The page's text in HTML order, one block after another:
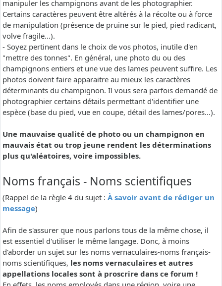
manipuler les champignons avant de les photographier.
Certains caractères peuvent être altérés à la récolte ou à force
de manipulation (présence de pruine sur le pied, pied radicant,
volve fragile...).
- Soyez pertinent dans le choix de vos photos, inutile d'en
"mettre des tonnes". En général, une photo du ou des
champignons entiers et une vue des lames peuvent suffire. Les
photos doivent faire apparaitre au mieux les caractères
déterminants du champignon. Il vous sera parfois demandé de
photographier certains détails permettant d'identifier une
espèce (base du pied, vue en coupe, détail des lames/pores...).
Une mauvaise qualité de photo ou un champignon en
mauvais état ou trop jeune rendent les déterminations
plus qu'aléatoires, voire impossibles.
Noms français - Noms scientifiques
(Rappel de la règle 4 du sujet : À savoir avant de rédiger un
message)
Afin de s'assurer que nous parlons tous de la même chose, il
est essentiel d'utiliser le même langage. Donc, à moins
d'aborder un sujet sur les noms vernaculaires-noms français-
noms scientifiques, les noms vernaculaires et autres
appellations locales sont à proscrire dans ce forum !